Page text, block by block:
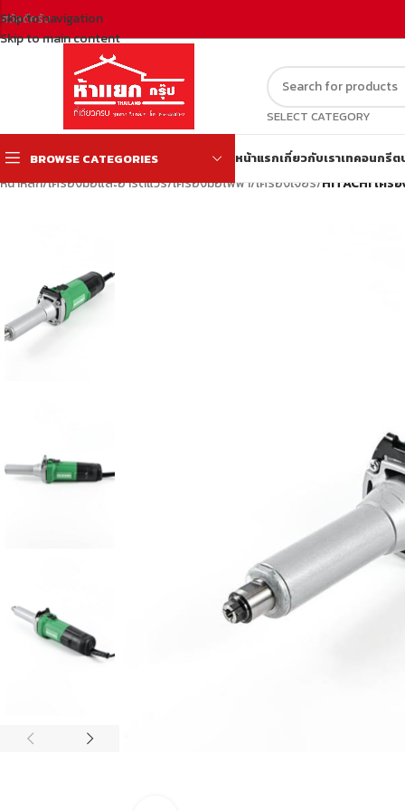
Skip to navigation
Skip to main content
สวัสดีครับ
SELECT CATEGORY
BROWSE CATEGORIES หน้าแรกเกี่ยวกับเราเทคอนกรีต
หน้าหลัก/เครื่องมือและฮาร์ดแวร์/เครื่องมือไฟฟ้า/เครื่องเจียร์/HITACHI เครื่